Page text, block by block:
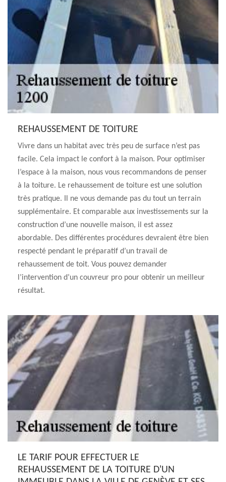
REHAUSSEMENT DE TOITURE
Vivre dans un habitat avec très peu de surface n’est pas
facile. Cela impact le confort à la maison. Pour optimiser
l’espace à la maison, nous vous recommandons de penser
à la toiture. Le rehaussement de toiture est une solution
très pratique. Il ne vous demande pas du tout un terrain
supplémentaire. Et comparable aux investissements sur la
construction d’une nouvelle maison, il est assez
abordable. Des différentes procédures devraient être bien
respecté pendant le préparatif d’un travail de
rehaussement de toit. Vous pouvez demander
l’intervention d’un couvreur pro pour obtenir un meilleur
résultat.
LE TARIF POUR EFFECTUER LE
REHAUSSEMENT DE LA TOITURE D'UN